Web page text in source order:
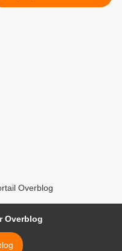
France >
Overblog
Overblog